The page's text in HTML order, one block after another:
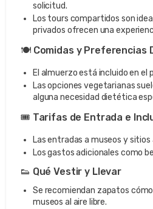
solicitud.
Los tours compartidos son
privados ofrecen una
🍽️ Comidas y Preferencias
El almuerzo está incluido en
Las opciones vegetarianas
alguna necesidad dietética
🎟️ Tarifas de Entrada e
Las entradas a museos y
Los gastos adicionales como
👟 Qué Vestir y Llevar
Se recomiendan zapatos
museos al aire libre.